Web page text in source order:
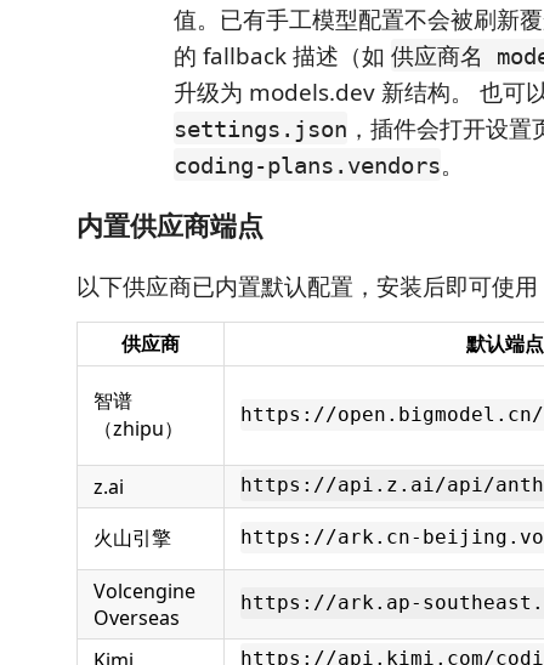
值。已有手工模型配置不会被刷新
的 fallback 描述（如 供应商名
升级为 models.dev 新结构。 也可
settings.json ，插件会打开设置
coding-plans.vendors。
内置供应商端点
以下供应商已内置默认配置，安装后即可使用
供应商 默认端
智谱
（zhipu）
https://
z.ai https://api.z.ai/api/
火山引擎 https://ark.cn-
Volcengine
Overseas
https://ark.ap-
https://api.kimi.com/